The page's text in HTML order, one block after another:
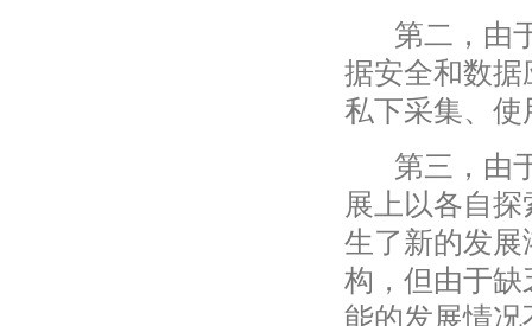
第二，由于
据安全和数
私下采集、
第三，由于
展上以各自
生了新的发
构，但由于
能的发展情